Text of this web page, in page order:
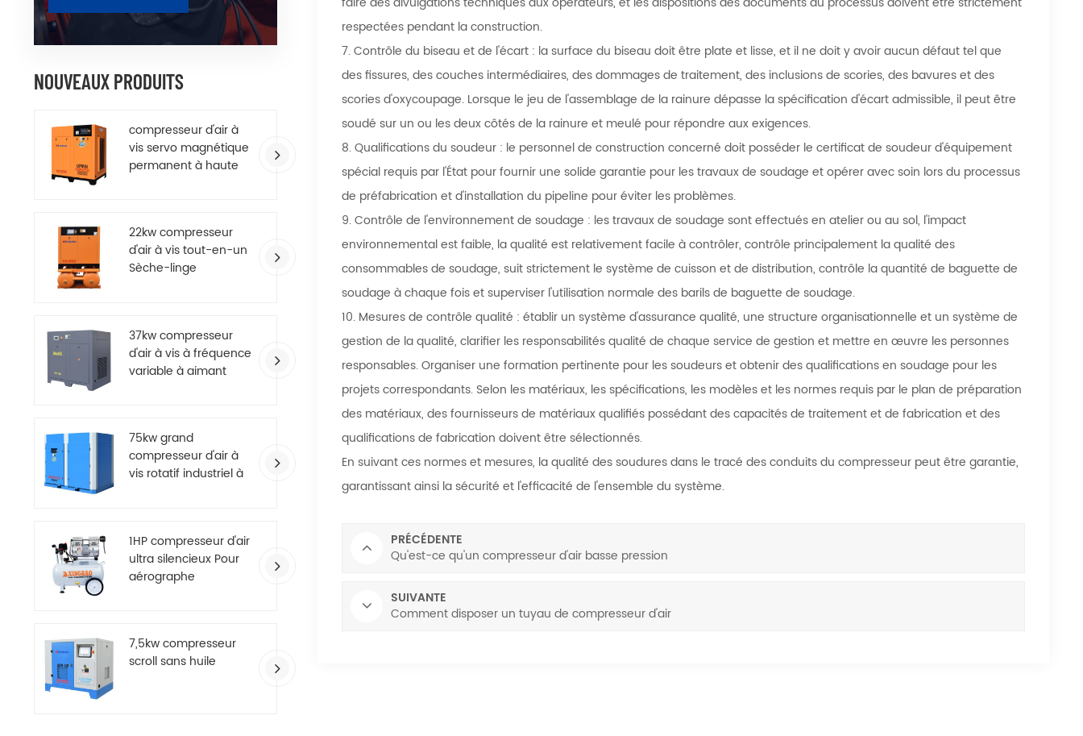
NOUVEAUX PRODUITS
compresseur d'air à
vis servo magnétique
permanent à haute
22kw compresseur
d'air à vis tout-en-un
Sèche-linge
37kw compresseur
d'air à vis à fréquence
variable à aimant
75kw grand
compresseur d'air à
vis rotatif industriel à
1HP compresseur d'air
ultra silencieux Pour
aérographe
7,5kw compresseur
scroll sans huile
respectées pendant la construction.
7. Contrôle du biseau et de l'écart : la surface du biseau doit être plate et lisse, et il ne doit y avoir aucun défaut tel que
des fissures, des couches intermédiaires, des dommages de traitement, des inclusions de scories, des bavures et des
scories d'oxycoupage. Lorsque le jeu de l'assemblage de la rainure dépasse la spécification d'écart admissible, il peut être
soudé sur un ou les deux côtés de la rainure et meulé pour répondre aux exigences.
8. Qualifications du soudeur : le personnel de construction concerné doit posséder le certificat de soudeur d'équipement
spécial requis par l'État pour fournir une solide garantie pour les travaux de soudage et opérer avec soin lors du processus
de préfabrication et d'installation du pipeline pour éviter les problèmes.
9. Contrôle de l'environnement de soudage : les travaux de soudage sont effectués en atelier ou au sol, l'impact
environnemental est faible, la qualité est relativement facile à contrôler, contrôle principalement la qualité des
consommables de soudage, suit strictement le système de cuisson et de distribution, contrôle la quantité de baguette de
soudage à chaque fois et superviser l'utilisation normale des barils de baguette de soudage.
10. Mesures de contrôle qualité : établir un système d'assurance qualité, une structure organisationnelle et un système de
gestion de la qualité, clarifier les responsabilités qualité de chaque service de gestion et mettre en œuvre les personnes
responsables. Organiser une formation pertinente pour les soudeurs et obtenir des qualifications en soudage pour les
projets correspondants. Selon les matériaux, les spécifications, les modèles et les normes requis par le plan de préparation
des matériaux, des fournisseurs de matériaux qualifiés possédant des capacités de traitement et de fabrication et des
qualifications de fabrication doivent être sélectionnés.
En suivant ces normes et mesures, la qualité des soudures dans le tracé des conduits du compresseur peut être garantie,
garantissant ainsi la sécurité et l'efficacité de l'ensemble du système.
PRÉCÉDENTE
Qu'est-ce qu'un compresseur d'air basse pression
SUIVANTE
Comment disposer un tuyau de compresseur d'air